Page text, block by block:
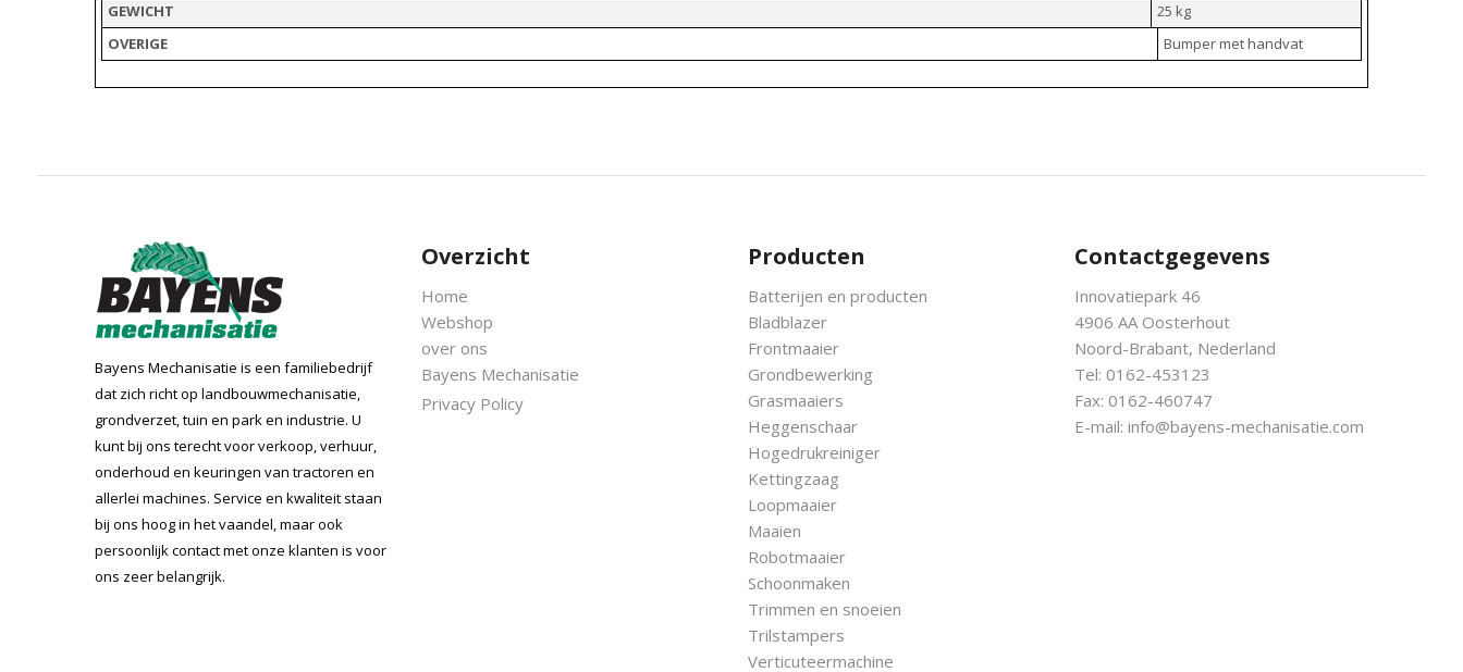
GEWICHT
25 kg
OVERIGE
Bumper met handvat
Bayens Mechanisatie is een familiebedrijf
dat zich richt op landbouwmechanisatie,
grondverzet, tuin en park en industrie. U
kunt bij ons terecht voor verkoop, verhuur,
onderhoud en keuringen van tractoren en
allerlei machines. Service en kwaliteit staan
bij ons hoog in het vaandel, maar ook
persoonlijk contact met onze klanten is voor
ons zeer belangrijk.
Overzicht
Home
Webshop
over ons
Bayens Mechanisatie
Privacy Policy
Producten
Batterijen en producten
Bladblazer
Frontmaaier
Grondbewerking
Grasmaaiers
Heggenschaar
Hogedrukreiniger
Kettingzaag
Loopmaaier
Maaien
Robotmaaier
Schoonmaken
Trimmen en snoeien
Trilstampers
Verticuteermachine
Contactgegevens
Innovatiepark 46
4906 AA Oosterhout
Noord-Brabant, Nederland
Tel: 0162-453123
Fax: 0162-460747
E-mail: info@bayens-mechanisatie.com